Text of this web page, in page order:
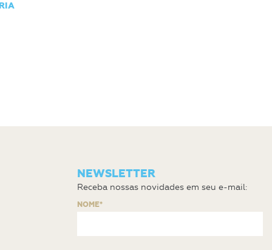
NEWSLETTER
Receba nossas novidades em seu e-mail:
NOME*